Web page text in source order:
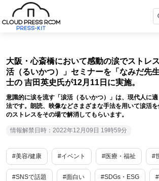
大阪・心斎橋において感動の涙でストレ
活（るいかつ）」セミナーを「なみだ先
士の 吉田英史氏が12月11日に実施。
意識的に涙を流す「涙活（るいかつ）」は、現代人に
法です。朗読、映像などさまざまな手法を用いて涙活
のストレスをその場で解消してもらいます。
情報解禁日時：2022年12月09日 19時59分
#美容/健康 #イベント #医療・福祉 #
#SNSで話題 #面白い #SDGs・ESG